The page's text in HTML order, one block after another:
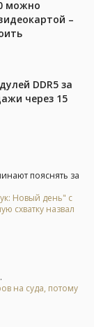
можно
–
DDR5 за
через 15
пояснять за
Новый день" с
схватку назвал
на суда, потому